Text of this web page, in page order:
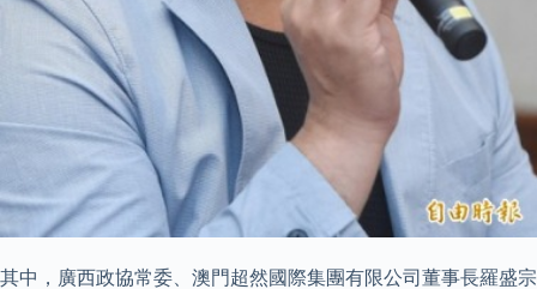
其中，廣西政協常委、澳門超然國際集團有限公司董事長羅盛宗